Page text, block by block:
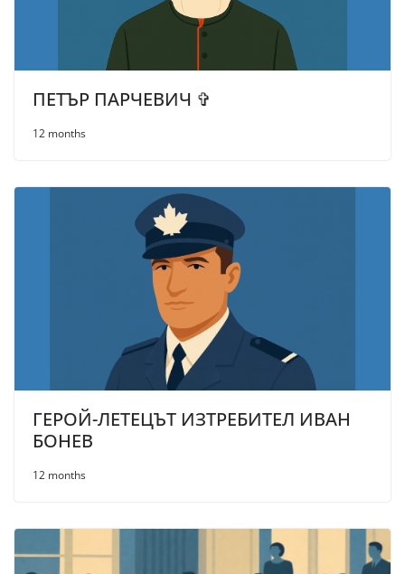
ПЕТЪР ПАРЧЕВИЧ ✞
12 months
ГЕРОЙ-ЛЕТЕЦЪТ ИЗТРЕБИТЕЛ ИВАН
БОНЕВ
12 months